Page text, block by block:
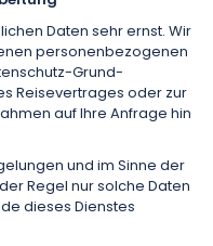
Daten sehr ernst. Wir
personenbezogenen
Grund­
Reise­vertrages oder zur
auf Ihre Anfrage hin
und im Sinne der
Regel nur solche Daten
dieses Dienstes